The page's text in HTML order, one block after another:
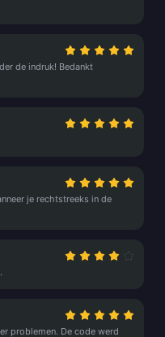
de indruk! Bedankt
je rechtstreeks in de
problemen. De code werd